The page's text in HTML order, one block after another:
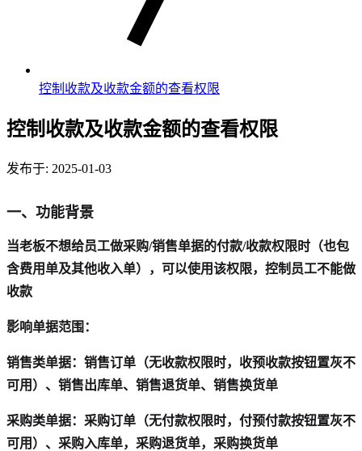
控制收款及收款金额的查看权限
控制收款及收款金额的查看权限
发布于: 2025-01-03
一、功能背景
当老板不想给员工做采购/销售单据的付款/收款权限时（也包
含费用单及其他收入单），可以使用该权限，控制员工不能做
收款
影响单据范围：
销售类单据：销售订单（无收款权限时，收预收款按钮置灰不
可用）、销售出库单、销售退货单、销售换货单
采购类单据：采购订单（无付款权限时，付预付款按钮置灰不
可用）、采购入库单，采购退货单，采购换货单